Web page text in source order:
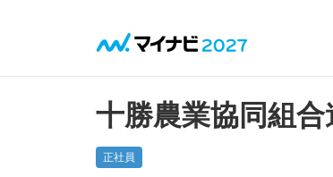
十勝農業協同組合
正社員